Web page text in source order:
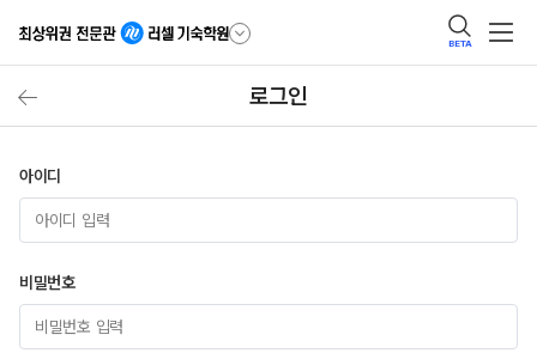
BETA
로그인
아이디
비밀번호